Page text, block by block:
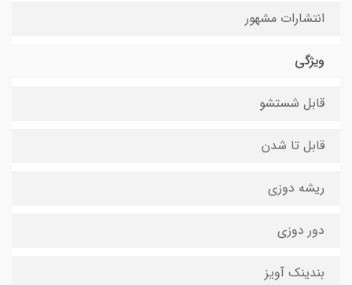
انتشارات مشهور
ویژگی
قابل شستشو
قابل تا شدن
ریشه دوزی
دور دوزی
بندینک آویز